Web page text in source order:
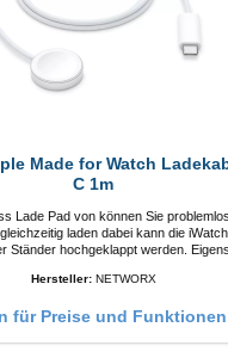
Made for Watch
C 1m
Sie problemlos ihr Handy
laden dabei kann die
hochgeklappt werden. Eigenschaften
Hersteller: NETWORX
für Preise und Funktionen